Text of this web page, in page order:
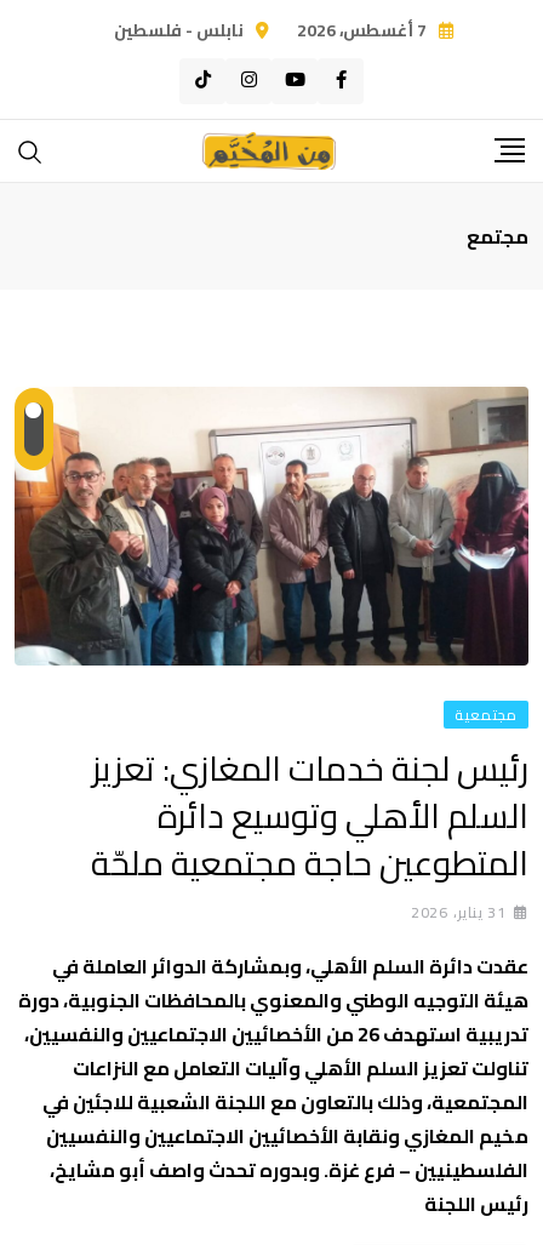
7 أغسطس، 2026 نابلس - فلسطين
مجتمع
مجتمعية
رئيس لجنة خدمات المغازي: تعزيز
السلم الأهلي وتوسيع دائرة
المتطوعين حاجة مجتمعية ملحّة
31 يناير، 2026
عقدت دائرة السلم الأهلي، وبمشاركة الدوائر العاملة في
هيئة التوجيه الوطني والمعنوي بالمحافظات الجنوبية، دورة
تدريبية استهدف 26 من الأخصائيين الاجتماعيين والنفسيين،
تناولت تعزيز السلم الأهلي وآليات التعامل مع النزاعات
المجتمعية، وذلك بالتعاون مع اللجنة الشعبية للاجئين في
مخيم المغازي ونقابة الأخصائيين الاجتماعيين والنفسيين
الفلسطينيين – فرع غزة. وبدوره تحدث واصف أبو مشايخ،
رئيس اللجنة